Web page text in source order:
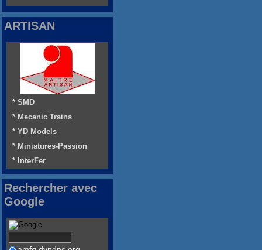
ARTISAN
* SMD
* Mecanic Trains
* YD Models
* Miniatures-Passion
* InterFer
Rechercher avec
Google